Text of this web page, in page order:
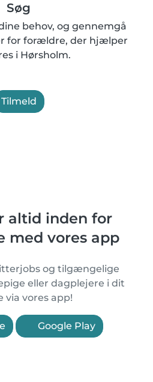
Søg
behov, og gennemgå
for forældre, der hjælper
i Hørsholm.
Tilmeld
altid inden for
med vores app
og tilgængelige
eller dagplejere i dit
via vores app!
Google Play